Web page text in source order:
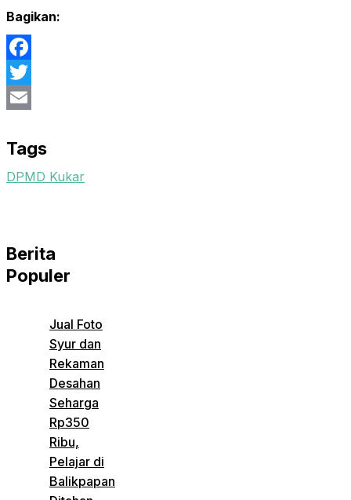
Bagikan:
Facebook
Twitter
Tags
DPMD Kukar
Berita
Populer
Jual Foto
Syur dan
Rekaman
Desahan
Seharga
Rp350
Ribu,
Pelajar di
Balikpapan